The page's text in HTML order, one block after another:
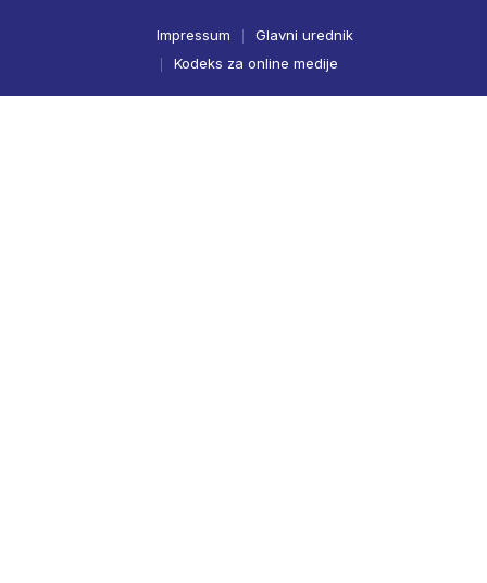
Impressum
Glavni urednik
Kodeks za online medije